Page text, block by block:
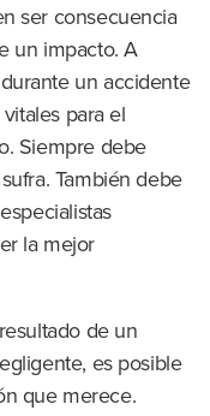
ser consecuencia
un impacto. A
un accidente
para el
Siempre debe
También debe
la mejor
de un
es posible
que merece.